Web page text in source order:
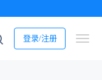
登录/注册